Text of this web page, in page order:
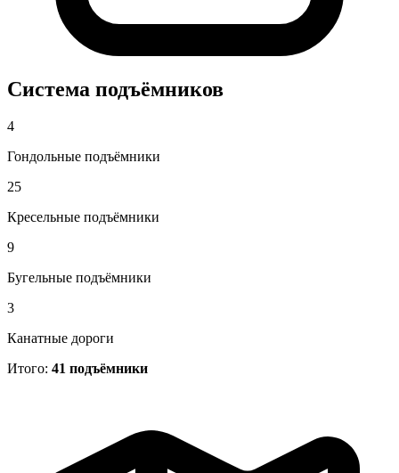
Система подъёмников
4
Гондольные подъёмники
25
Кресельные подъёмники
9
Бугельные подъёмники
3
Канатные дороги
Итого: 41 подъёмники